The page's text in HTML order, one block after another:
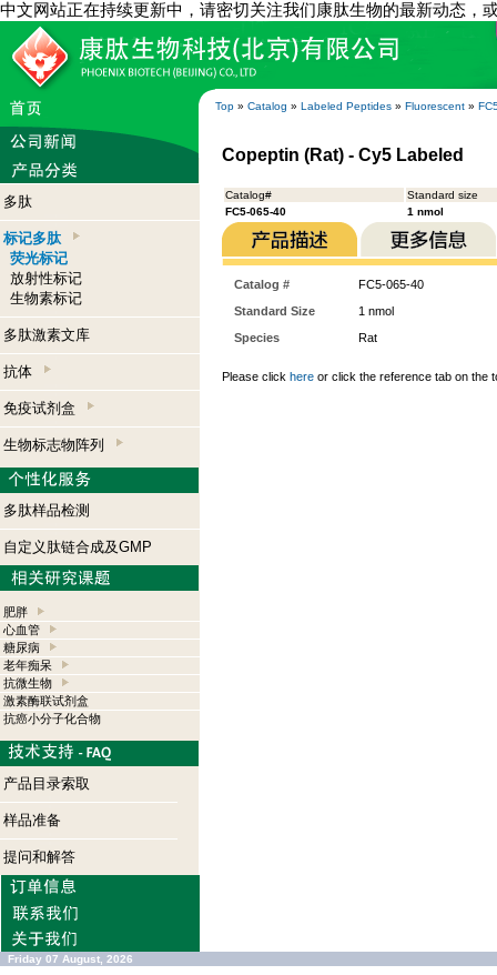
中文网站正在持续更新中，请密切关注我们康肽生物的最新动态，
Top » Catalog » Labeled Peptides » Fluorescent »
多肽
标记多肽
荧光标记
放射性标记
生物素标记
多肽激素文库
抗体
免疫试剂盒
生物标志物阵列
多肽样品检测
自定义肽链合成及GMP
肥胖
心血管
糖尿病
老年痴呆
抗微生物
激素酶联试剂盒
抗癌小分子化合物
产品目录索取
样品准备
提问和解答
Copeptin (Rat) - Cy5 Labeled
Catalog#
Standard size
FC5-065-40
1 nmol
Catalog #
FC5-065-40
Standard Size
1 nmol
Species
Rat
Please click here or click the reference tab on the
Friday 07 August, 2026